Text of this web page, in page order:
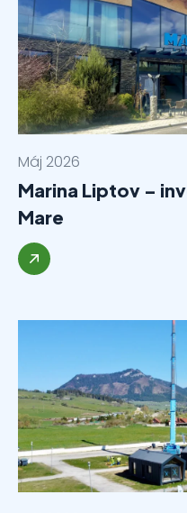
Máj 2026
Marina Liptov –
Mare